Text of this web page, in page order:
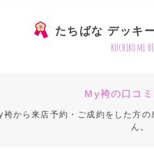
たちばな デッキ
kuchikomi
My袴の口コ
から来店予約・ご成約をした方
ん。